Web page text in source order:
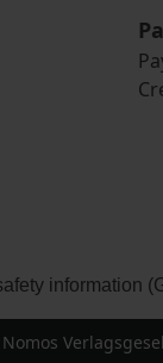
information